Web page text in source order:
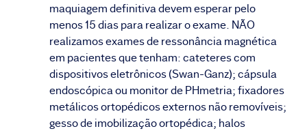
maquiagem definitiva devem esperar pelo
menos 15 dias para realizar o exame. NÃO
realizamos exames de ressonância magnética
em pacientes que tenham: cateteres com
dispositivos eletrônicos (Swan-Ganz); cápsula
endoscópica ou monitor de PHmetria; fixadores
metálicos ortopédicos externos não removíveis;
gesso de imobilização ortopédica; halos